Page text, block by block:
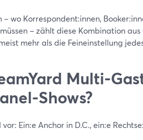
wo Korrespondent:innen,
– zählt diese Kombination
mehr als die Feineinstellung
Multi-
Shows?
Ein:e Anchor in D.C., ein:e